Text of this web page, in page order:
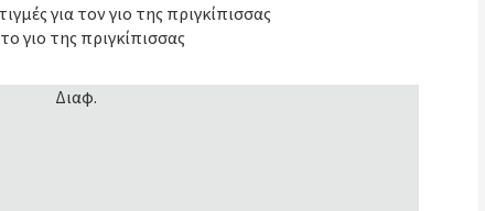
για τον γιο της πριγκίπισσας
γιο της πριγκίπισσας
Διαφ.